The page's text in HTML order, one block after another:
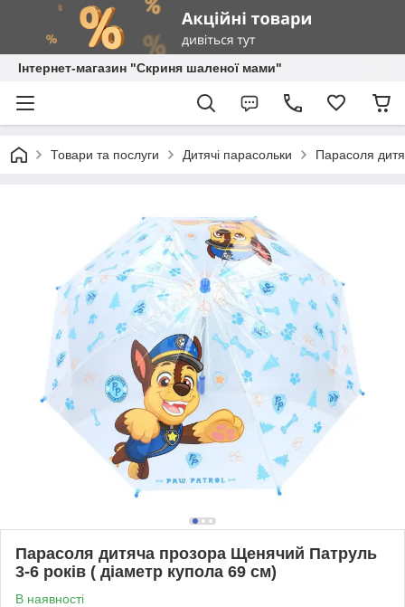
Інтернет-магазин "Скриня шаленої мами"
Товари та послуги Дитячі парасольки Парасоля
Парасоля дитяча прозора Щенячий Патруль
3-6 років ( діаметр купола 69 см)
В наявності